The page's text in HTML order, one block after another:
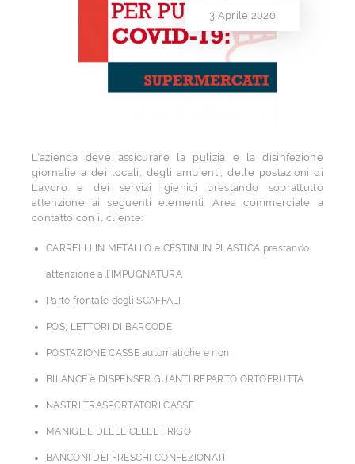
3 Aprile 2020
L’azienda deve assicurare la pulizia e la disinfezione
giornaliera dei locali, degli ambienti, delle postazioni di
Lavoro e dei servizi igienici prestando soprattutto
attenzione ai seguenti elementi: Area commerciale a
contatto con il cliente:
CARRELLI IN METALLO e CESTINI IN PLASTICA prestando
attenzione all’IMPUGNATURA
Parte frontale degli SCAFFALI
POS, LETTORI DI BARCODE
POSTAZIONE CASSE automatiche e non
BILANCE e DISPENSER GUANTI REPARTO ORTOFRUTTA
NASTRI TRASPORTATORI CASSE
MANIGLIE DELLE CELLE FRIGO
BANCONI DEI FRESCHI CONFEZIONATI